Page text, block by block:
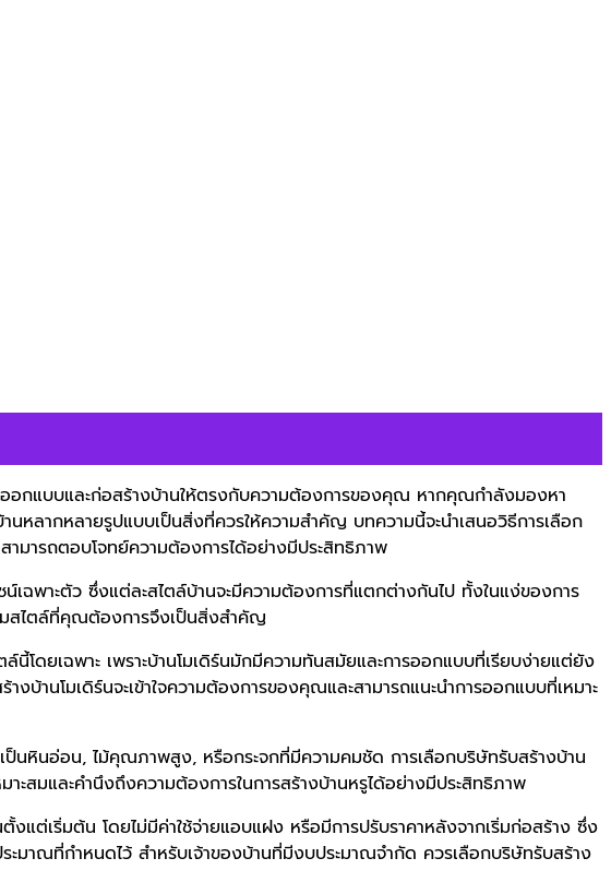
อกแบบและก่อสร้างบ้านให้ตรงกับความต้องการของคุณ หากคุณกำลังมองหา
หลากหลายรูปแบบเป็นสิ่งที่ควรให้ความสำคัญ บทความนี้จะนำเสนอวิธีการเลือก
มารถตอบโจทย์ความต้องการได้อย่างมีประสิทธิภาพ
เฉพาะตัว ซึ่งแต่ละสไตล์บ้านจะมีความต้องการที่แตกต่างกันไป ทั้งในแง่ของการ
มสไตล์ที่คุณต้องการจึงเป็นสิ่งสำคัญ
ดยเฉพาะ เพราะบ้านโมเดิร์นมักมีความทันสมัยและการออกแบบที่เรียบง่ายแต่ยัง
านโมเดิร์นจะเข้าใจความต้องการของคุณและสามารถแนะนำการออกแบบที่เหมาะ
ป็นหินอ่อน, ไม้คุณภาพสูง, หรือกระจกที่มีความคมชัด การเลือกบริษัทรับสร้างบ้าน
ะสมและคำนึงถึงความต้องการในการสร้างบ้านหรูได้อย่างมีประสิทธิภาพ
ต่เริ่มต้น โดยไม่มีค่าใช้จ่ายแอบแฝง หรือมีการปรับราคาหลังจากเริ่มก่อสร้าง ซึ่ง
ะมาณที่กำหนดไว้ สำหรับเจ้าของบ้านที่มีงบประมาณจำกัด ควรเลือกบริษัทรับสร้าง